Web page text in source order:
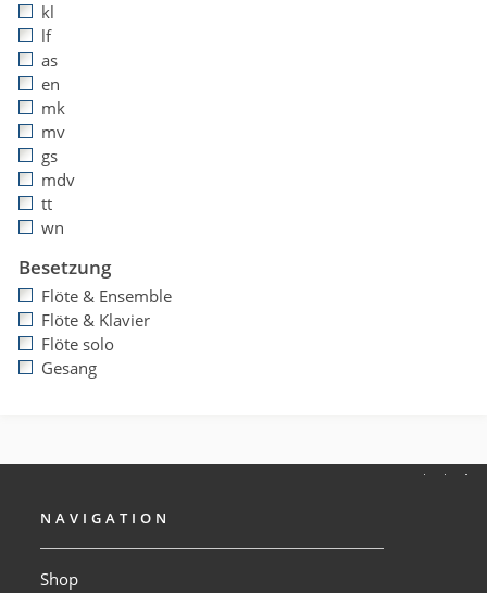
kl
lf
as
en
mk
mv
gs
mdv
tt
wn
Besetzung
Flöte & Ensemble
Flöte & Klavier
Flöte solo
Gesang
NAVIGATION
Shop